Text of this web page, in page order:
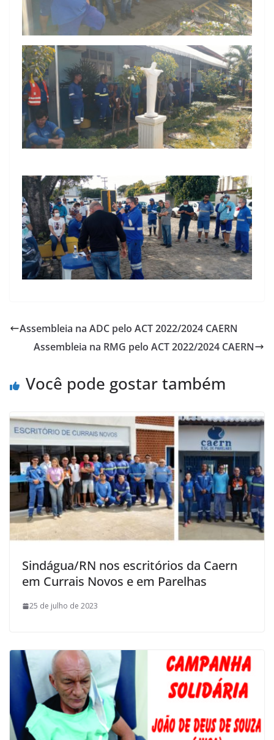
Assembleia na ADC pelo ACT 2022/2024 CAERN
Assembleia na RMG pelo ACT 2022/2024 CAERN
Você pode gostar também
Sindágua/RN nos escritórios da Caern
em Currais Novos e em Parelhas
25 de julho de 2023